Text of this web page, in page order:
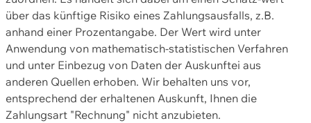
über das künftige Risiko eines Zahlungsausfalls, z.B.
anhand einer Prozentangabe. Der Wert wird unter
Anwendung von mathematisch-statistischen Verfahren
und unter Einbezug von Daten der Auskunftei aus
anderen Quellen erhoben. Wir behalten uns vor,
entsprechend der erhaltenen Auskunft, Ihnen die
Zahlungsart "Rechnung" nicht anzubieten.